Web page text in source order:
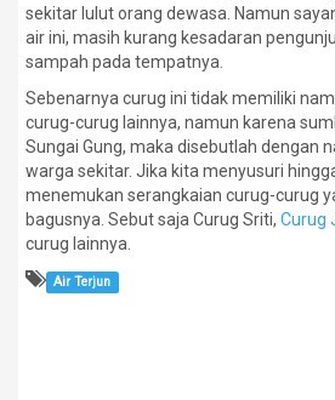
sekitar lulut orang dewasa. Namun
air ini, masih kurang kesadaran
sampah pada tempatnya.
Sebenarnya curug ini tidak memiliki
curug-curug lainnya, namun karena
Sungai Gung, maka disebutlah dengan
warga sekitar. Jika kita menyusuri
menemukan serangkaian curug-curug
bagusnya. Sebut saja Curug Sriti, Curug
curug lainnya.
Air Terjun